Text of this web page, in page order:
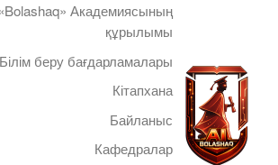
Академиясының
құрылымы
Білім беру бағдарламалары
Кітапхана
Байланыс
Кафедралар